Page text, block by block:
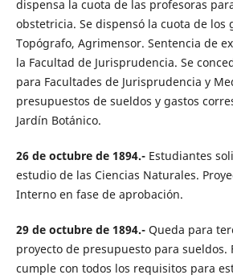
dispensa la cuota de las profesoras
obstetricia. Se dispensó la cuota de los
Topógrafo, Agrimensor. Sentencia de
la Facultad de Jurisprudencia. Se
para Facultades de Jurisprudencia y
presupuestos de sueldos y gastos
Jardín Botánico.
26 de octubre de 1894.- Estudiantes
estudio de las Ciencias Naturales.
Interno en fase de aprobación.
29 de octubre de 1894.- Queda para
proyecto de presupuesto para sueldos.
cumple con todos los requisitos para